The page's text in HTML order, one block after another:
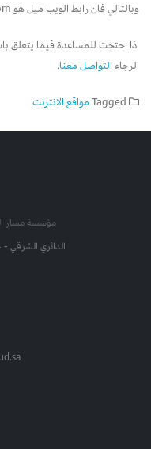
وبالتالي فان رابط الويب ميل هو webmail.example.com.
اذا احتجت للمساعدة فيما يتعلق
الرجاء التواصل معنا.
Tagged مواقع الانترنت
مؤسسة مسار
الدائري الشرقي